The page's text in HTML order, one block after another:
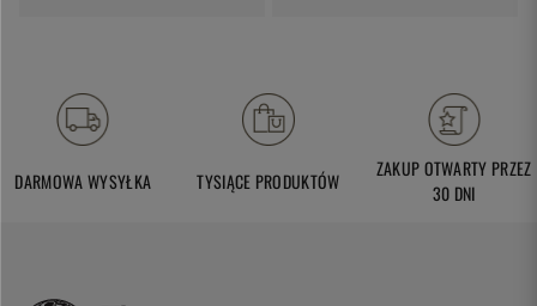
DARMOWA WYSYŁKA TYSIĄCE PRODUKTÓW
ZAKUP OTWARTY PRZEZ
30 DNI